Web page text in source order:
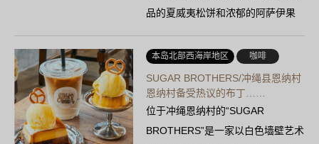
品的夏威夷松饼和浓郁的阿萨伊果
碗。店内洋溢着木质的温暖……
本岛北部西海岸地区 咖啡
SUGAR BROTHERS/冲绳县恩纳村
恩纳村备受热议的布丁……
位于冲绳恩纳村的“SUGAR
BROTHERS”是一家以白色墙壁艺术